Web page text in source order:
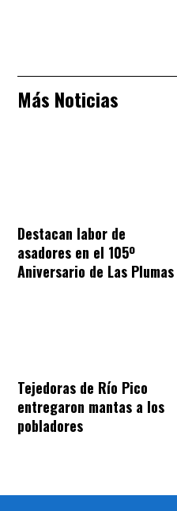
Más Noticias
Destacan labor de
asadores en el 105º
Aniversario de Las Plumas
Tejedoras de Río Pico
entregaron mantas a los
pobladores